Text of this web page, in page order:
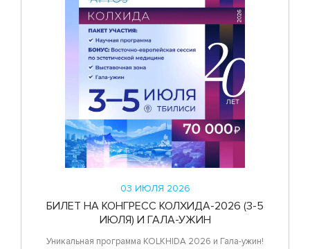
03 ИЮЛЯ 2026
БИЛЕТ НА КОНГРЕСС КОЛХИДА-2026 (3-5
ИЮЛЯ) И ГАЛА-УЖИН
Уникальная программа KOLKHIDA 2026 и Гала-ужин!